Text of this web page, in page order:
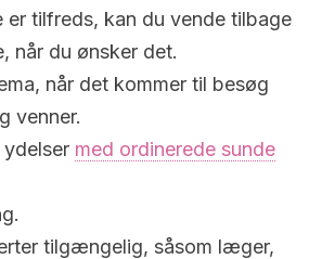
er tilfreds, kan du vende tilbage
når du ønsker det.
når det kommer til besøg
venner.
med ordinerede sunde
tilgængelig, såsom læger,